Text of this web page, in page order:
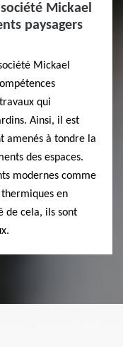
Mickael
paysagers
Mickael
qui
Ainsi, il est
amenés à tondre la
des espaces.
modernes comme
thermiques en
de cela, ils sont